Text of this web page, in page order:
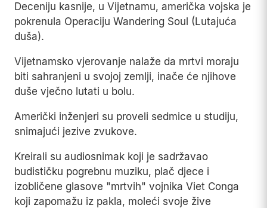
Deceniju kasnije, u Vijetnamu, američka vojska je
pokrenula Operaciju Wandering Soul (Lutajuća
duša).
Vijetnamsko vjerovanje nalaže da mrtvi moraju
biti sahranjeni u svojoj zemlji, inače će njihove
duše vječno lutati u bolu.
Američki inženjeri su proveli sedmice u studiju,
snimajući jezive zvukove.
Kreirali su audiosnimak koji je sadržavao
budističku pogrebnu muziku, plač djece i
izobličene glasove "mrtvih" vojnika Viet Conga
koji zapomažu iz pakla, moleći svoje žive